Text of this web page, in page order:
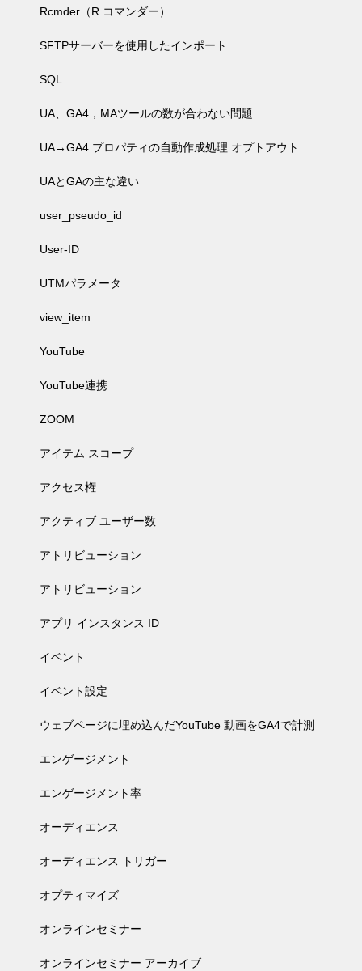
Rcmder（R コマンダー）
SFTPサーバーを使用したインポート
SQL
UA、GA4，MAツールの数が合わない問題
UA→GA4 プロパティの自動作成処理 オプトアウト
UAとGAの主な違い
user_pseudo_id
User-ID
UTMパラメータ
view_item
YouTube
YouTube連携
ZOOM
アイテム スコープ
アクセス権
アクティブ ユーザー数
アトリビューション
アトリビューション
アプリ インスタンス ID
イベント
イベント設定
ウェブページに埋め込んだYouTube 動画をGA4で計測
エンゲージメント
エンゲージメント率
オーディエンス
オーディエンス トリガー
オプティマイズ
オンラインセミナー
オンラインセミナー アーカイブ